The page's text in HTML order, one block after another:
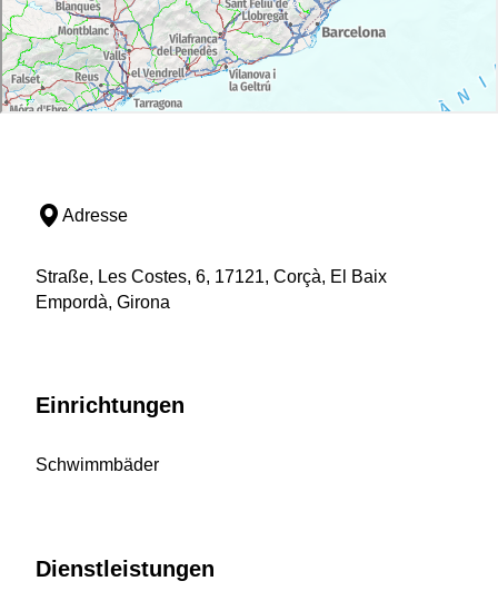
Adresse
Straße, Les Costes, 6, 17121, Corçà, El Baix
Empordà, Girona
Einrichtungen
Schwimmbäder
Dienstleistungen